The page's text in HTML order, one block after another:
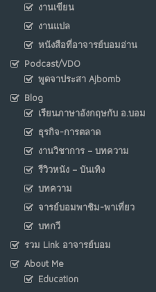
งานเขียน
งานแปล
หนังสือที่อาจารย์บอมอ่าน
Podcast/VDO
พูดจาประสา Ajbomb
Blog
เรียนภาษาอังกฤษกับ อ.บอม
ธุรกิจ-การตลาด
งานวิชาการ – บทความ
รีวิวหนัง – บันเทิง
บทความ
จารย์บอมพาชิม-พาเที่ยว
บทกวี
รวม Link อาจารย์บอม
About Me
Education